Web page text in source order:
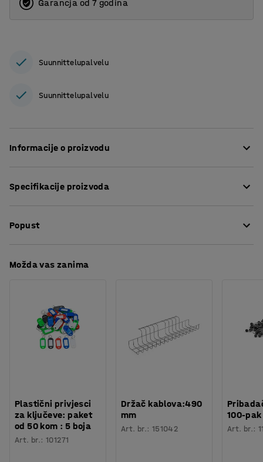
Garancja od 7 godina
Suunnittelupalvelu
Suunnittelupalvelu
Informacije o proizvodu
noge. Oslonac rasterećuje noge i stopala. Izrađen je od
Specifikacije proizvoda
Materijal
Težina: 1 kg
Popust
Možda vas zanima
Plastični privjesci
za ključeve: paket
od 50 kom : 5 boja
Art. br.:101271
Držač kablova:490
mm
Art. br.: 151042
100-pak
Art. br.: